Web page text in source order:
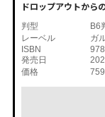
ドロップアウトから
判型
B6
レーベル
ガ
ISBN
発売日
価格
759